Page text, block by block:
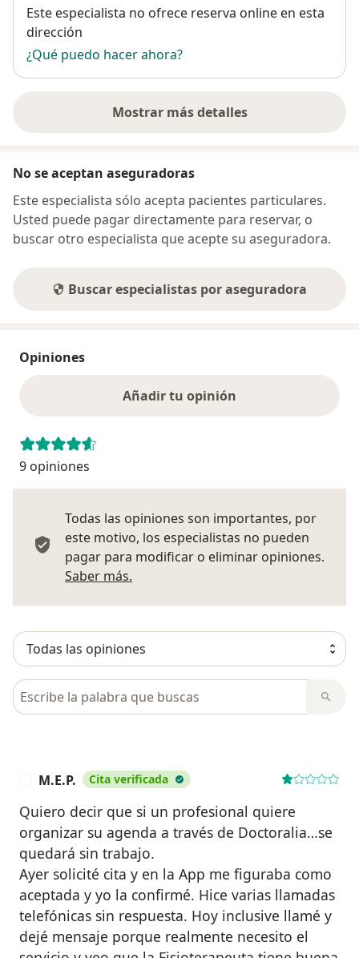
Disponibilidad
Este especialista no ofrece reserva online en esta
dirección
¿Qué puedo hacer ahora?
Mostrar más detalles
sobre la dirección
No se aceptan aseguradoras
Este especialista sólo acepta pacientes particulares.
Usted puede pagar directamente para reservar, o
buscar otro especialista que acepte su aseguradora.
Buscar especialistas por aseguradora
Opiniones
Añadir tu opinión
9 opiniones
Todas las opiniones son importantes, por
este motivo, los especialistas no pueden
pagar para modificar o eliminar opiniones.
Saber más.
Busca en opiniones
M.E.P. Cita verificada
Quiero decir que si un profesional quiere
organizar su agenda a través de Doctoralia…se
quedará sin trabajo.
Ayer solicité cita y en la App me figuraba como
aceptada y yo la confirmé. Hice varias llamadas
telefónicas sin respuesta. Hoy inclusive llamé y
dejé mensaje porque realmente necesito el